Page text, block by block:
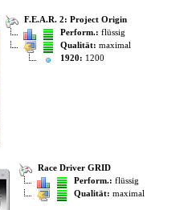
F.E.A.R. 2: Project Origin
Perform.: flüssig
Qualität: maximal
1920: 1200
Race Driver GRID
Perform.: flüssig
Qualität: maximal